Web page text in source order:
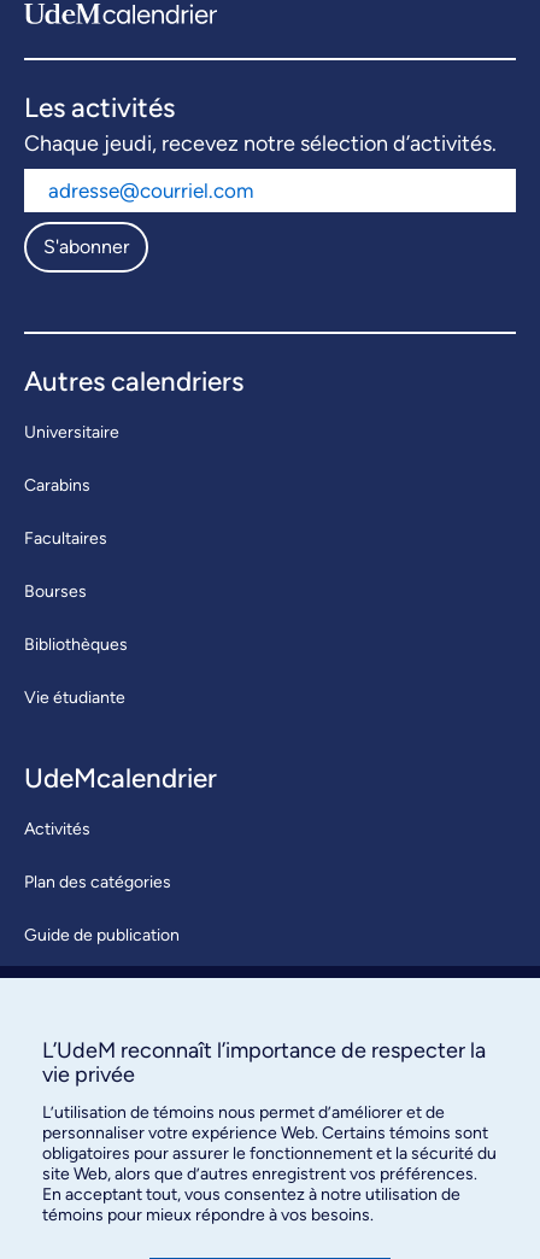
Les activités
Chaque jeudi, recevez notre sélection d’activités.
S'abonner
Autres calendriers
Universitaire
Carabins
Facultaires
Bourses
Bibliothèques
Vie étudiante
UdeMcalendrier
Activités
Plan des catégories
Guide de publication
À propos / Nous joindre
L’UdeM reconnaît l’importance de respecter la
vie privée
L’utilisation de témoins nous permet d’améliorer et de
personnaliser votre expérience Web. Certains témoins sont
obligatoires pour assurer le fonctionnement et la sécurité du
site Web, alors que d’autres enregistrent vos préférences.
En acceptant tout, vous consentez à notre utilisation de
témoins pour mieux répondre à vos besoins.